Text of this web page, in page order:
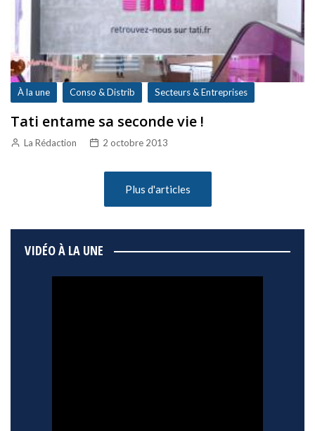
À la une Conso & Distrib Secteurs & Entreprises
Tati entame sa seconde vie !
La Rédaction 2 octobre 2013
Plus d'articles
VIDÉO À LA UNE